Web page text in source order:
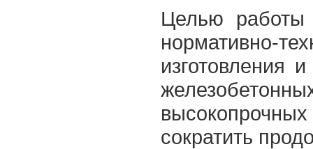
Целью работы
нормативно-
изготовления
сократить